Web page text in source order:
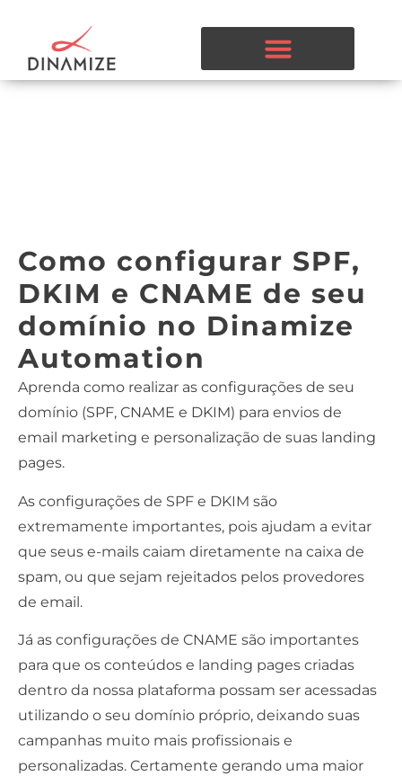
Como configurar SPF,
DKIM e CNAME de seu
domínio no Dinamize
Automation
Aprenda como realizar as configurações de seu
domínio (SPF, CNAME e DKIM) para envios de
email marketing e personalização de suas landing
pages.
As configurações de SPF e DKIM são
extremamente importantes, pois ajudam a evitar
que seus e-mails caiam diretamente na caixa de
spam, ou que sejam rejeitados pelos provedores
de email.
Já as configurações de CNAME são importantes
para que os conteúdos e landing pages criadas
dentro da nossa plataforma possam ser acessadas
utilizando o seu domínio próprio, deixando suas
campanhas muito mais profissionais e
personalizadas. Certamente gerando uma maior